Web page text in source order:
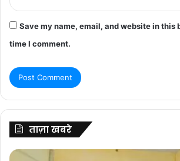
Save my name, email, and website in this
time I comment.
ताज़ा खबरे